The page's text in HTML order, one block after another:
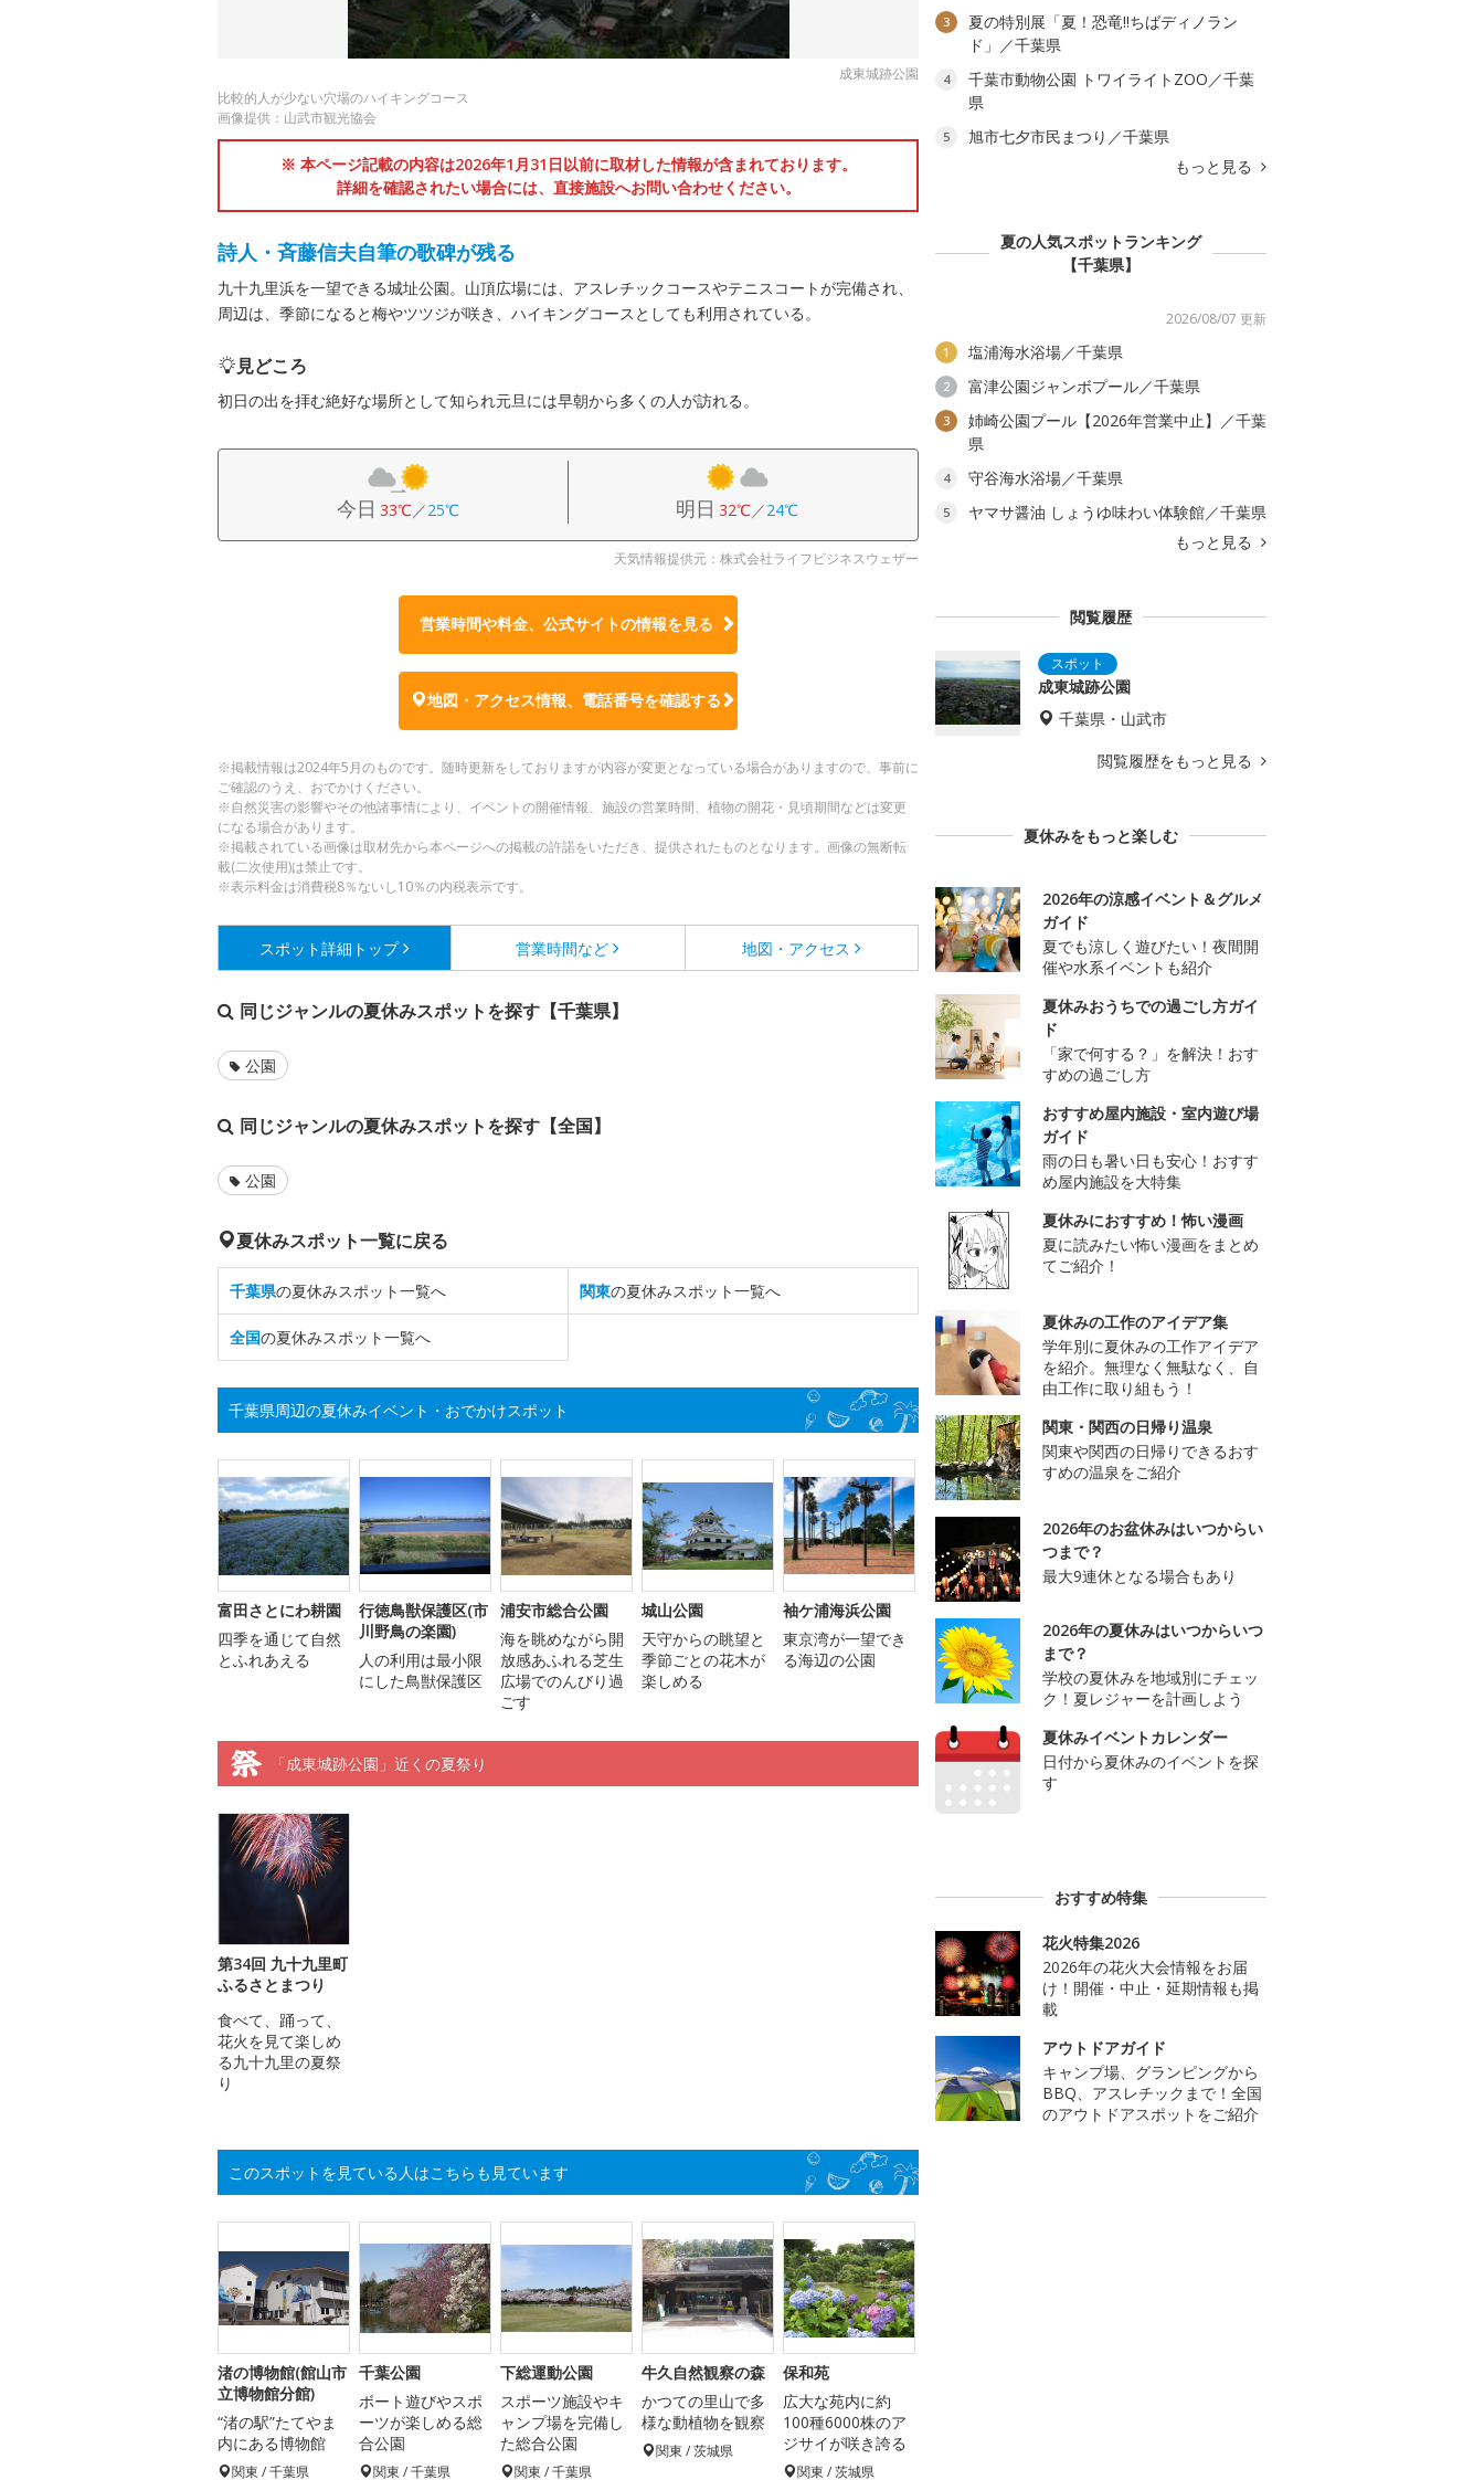
成東城跡公園
比較的人が少ない穴場のハイキングコース
画像提供：山武市観光協会
※ 本ページ記載の内容は2026年1月31日以前に取材した情報が含まれております。
詳細を確認されたい場合には、直接施設へお問い合わせください。
詩人・斉藤信夫自筆の歌碑が残る
九十九里浜を一望できる城址公園。山頂広場には、アスレチックコースやテニスコートが完備され、
周辺は、季節になると梅やツツジが咲き、ハイキングコースとしても利用されている。
見どころ
初日の出を拝む絶好な場所として知られ元旦には早朝から多くの人が訪れる。
今日 33℃／25℃ 明日 32℃／24℃
天気情報提供元：株式会社ライフビジネスウェザー
営業時間や料金、公式サイトの情報を見る
地図・アクセス情報、電話番号を確認する
※掲載情報は2024年5月のものです。随時更新をしておりますが内容が変更となっている場合がありますので、事前に
ご確認のうえ、おでかけください。
※自然災害の影響やその他諸事情により、イベントの開催情報、施設の営業時間、植物の開花・見頃期間などは変更
になる場合があります。
※掲載されている画像は取材先から本ページへの掲載の許諾をいただき、提供されたものとなります。画像の無断転
載(二次使用)は禁止です。
※表示料金は消費税8％ないし10％の内税表示です。
スポット詳細 トップ 営業時間など 地図・アクセス
同じジャンルの夏休みスポットを探す【千葉県】
公園
同じジャンルの夏休みスポットを探す【全国】
公園
夏休みスポット一覧に戻る
千葉県の夏休みスポット一覧へ 関東の夏休みスポット一覧へ
全国の夏休みスポット一覧へ
千葉県周辺の夏休みイベント・おでかけスポット
富田さとにわ耕園
四季を通じて自然
とふれあえる
行徳鳥獣保護区(市
川野鳥の楽園)
人の利用は最小限
にした鳥獣保護区
浦安市総合公園
海を眺めながら開
放感あふれる芝生
広場でのんびり過
ごす
城山公園
天守からの眺望と
季節ごとの花木が
楽しめる
袖ケ浦海浜公園
東京湾が一望でき
る海辺の公園
「成東城跡公園」近くの夏祭り
第34回 九十九里町
ふるさとまつり
食べて、踊って、
花火を見て楽しめ
る九十九里の夏祭
り
このスポットを見ている人はこちらも見ています
渚の博物館(館山市
立博物館分館)
“渚の駅”たてやま
内にある博物館
関東 / 千葉県
千葉公園
ボート遊びやスポ
ーツが楽しめる総
合公園
関東 / 千葉県
下総運動公園
スポーツ施設やキ
ャンプ場を完備し
た総合公園
関東 / 千葉県
牛久自然観察の森
かつての里山で多
様な動植物を観察
関東 / 茨城県
保和苑
広大な苑内に約
100種6000株のア
ジサイが咲き誇る
関東 / 茨城県
3
夏の特別展「夏！恐竜!!ちばディノラン
ド」／千葉県
4
千葉市動物公園 トワイライトZOO／千葉
県
5
旭市七夕市民まつり／千葉県
もっと見る
夏の人気スポットランキング
【千葉県】
2026/08/07 更新
1 塩浦海水浴場／千葉県
2 富津公園ジャンボプール／千葉県
3
姉崎公園プール【2026年営業中止】／千葉
県
4 守谷海水浴場／千葉県
5
ヤマサ醤油 しょうゆ味わい体験館／千葉県
もっと見る
閲覧履歴
成東城跡公園
千葉県・山武市
閲覧履歴をもっと見る
夏休みをもっと楽しむ
2026年の涼感イベント＆グルメ
ガイド
夏でも涼しく遊びたい！夜間開
催や水系イベントも紹介
夏休みおうちでの過ごし方ガイ
ド
「家で何する？」を解決！おす
すめの過ごし方
おすすめ屋内施設・室内遊び場
ガイド
雨の日も暑い日も安心！おすす
め屋内施設を大特集
夏休みにおすすめ！怖い漫画
夏に読みたい怖い漫画をまとめ
てご紹介！
夏休みの工作のアイデア集
学年別に夏休みの工作アイデア
を紹介。無理なく無駄なく、自
由工作に取り組もう！
関東・関西の日帰り温泉
関東や関西の日帰りできるおす
すめの温泉をご紹介
2026年のお盆休みはいつからい
つまで？
最大9連休となる場合もあり
2026年の夏休みはいつからいつ
まで？
学校の夏休みを地域別にチェッ
ク！夏レジャーを計画しよう
夏休みイベントカレンダー
日付から夏休みのイベントを探
す
おすすめ特集
花火特集2026
2026年の花火大会情報をお届
け！開催・中止・延期情報も掲
載
アウトドアガイド
キャンプ場、グランピングから
BBQ、アスレチックまで！全国
のアウトドアスポットをご紹介